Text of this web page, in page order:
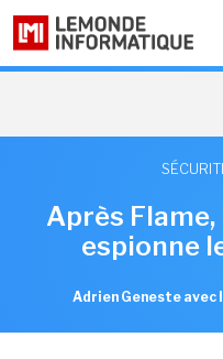
Après
espionne
Adrien Geneste avec